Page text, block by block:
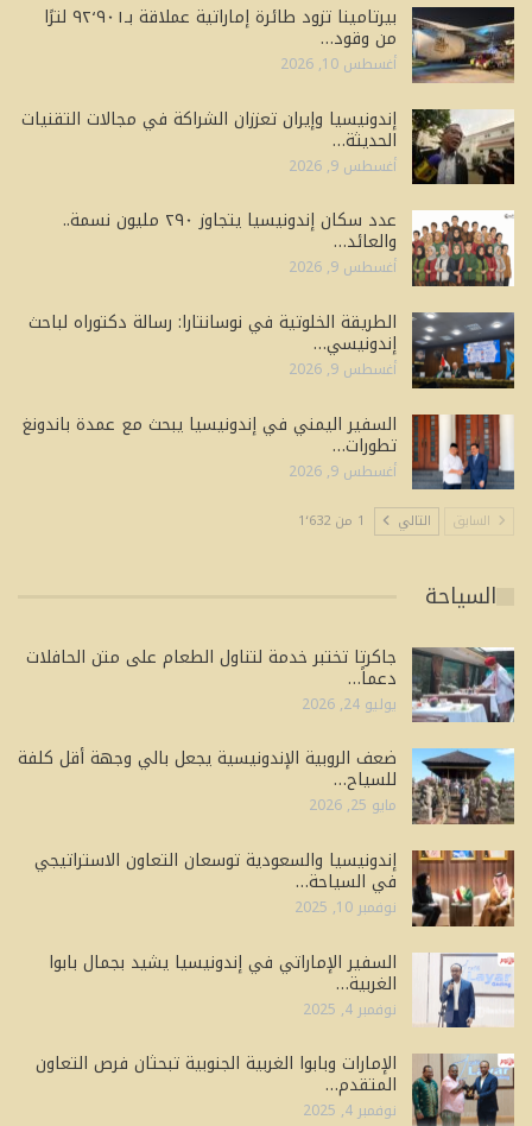
بيرتامينا تزود طائرة إماراتية عملاقة بـ٩٢٬٩٠١ لترًا
من وقود…
أغسطس 10, 2026
إندونيسيا وإيران تعززان الشراكة في مجالات التقنيات
الحديثة…
أغسطس 9, 2026
عدد سكان إندونيسيا يتجاوز ٢٩٠ مليون نسمة..
والعائد…
أغسطس 9, 2026
الطريقة الخلوتية في نوسانتارا: رسالة دكتوراه لباحث
إندونيسي…
أغسطس 9, 2026
السفير اليمني في إندونيسيا يبحث مع عمدة باندونغ
تطورات…
أغسطس 9, 2026
السابق التالي 1 من 1٬632
السياحة
جاكرتا تختبر خدمة لتناول الطعام على متن الحافلات
دعماً…
يوليو 24, 2026
ضعف الروبية الإندونيسية يجعل بالي وجهة أقل كلفة
للسياح…
مايو 25, 2026
إندونيسيا والسعودية توسعان التعاون الاستراتيجي
في السياحة…
نوفمبر 10, 2025
السفير الإماراتي في إندونيسيا يشيد بجمال بابوا
الغربية…
نوفمبر 4, 2025
الإمارات وبابوا الغربية الجنوبية تبحثان فرص التعاون
المتقدم…
نوفمبر 4, 2025